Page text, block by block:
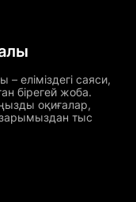
еліміздегі саяси,
бірегей жоба.
оқиғалар,
тыс